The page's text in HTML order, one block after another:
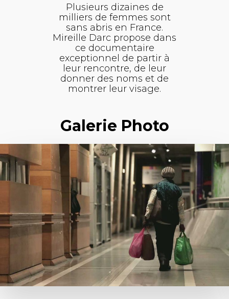
Plusieurs dizaines de
milliers de femmes sont
sans abris en France.
Mireille Darc propose dans
ce documentaire
exceptionnel de partir à
leur rencontre, de leur
donner des noms et de
montrer leur visage.
Galerie Photo